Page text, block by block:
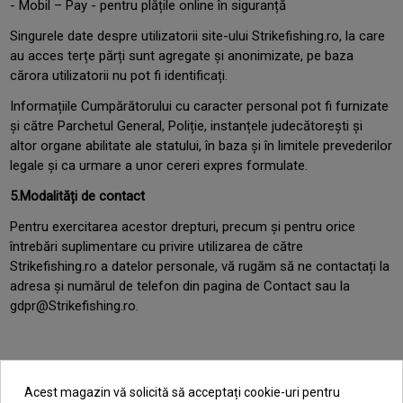
- Mobil – Pay - pentru plățile online în siguranță
Singurele date despre utilizatorii site-ului Strikefishing.ro, la care
au acces terțe părți sunt agregate și anonimizate, pe baza
cărora utilizatorii nu pot fi identificați.
Informațiile Cumpărătorului cu caracter personal pot fi furnizate
și către Parchetul General, Poliție, instanțele judecătorești și
altor organe abilitate ale statului, în baza și în limitele prevederilor
legale și ca urmare a unor cereri expres formulate.
5.Modalități de contact
Pentru exercitarea acestor drepturi, precum și pentru orice
întrebări suplimentare cu privire utilizarea de către
Strikefishing.ro a datelor personale, vă rugăm să ne contactați la
adresa și numărul de telefon din pagina de Contact sau la
gdpr@Strikefishing.ro.
Acest magazin vă solicită să acceptați cookie-uri pentru